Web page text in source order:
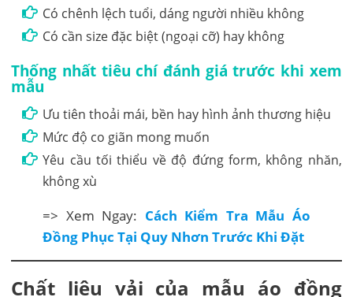
Có chênh lệch tuổi, dáng người nhiều không
Có cần size đặc biệt (ngoại cỡ) hay không
Thống nhất tiêu chí đánh giá trước khi xem
mẫu
Ưu tiên thoải mái, bền hay hình ảnh thương hiệu
Mức độ co giãn mong muốn
Yêu cầu tối thiểu về độ đứng form, không nhăn,
không xù
=> Xem Ngay: Cách Kiểm Tra Mẫu Áo
Đồng Phục Tại Quy Nhơn Trước Khi Đặt
Chất liệu vải của mẫu áo đồng